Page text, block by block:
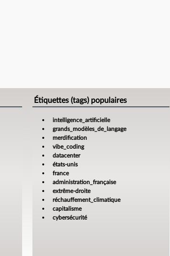
Étiquettes (tags) populaires
intelligence_artificielle
grands_modèles_de_langage
merdification
vibe_coding
datacenter
états-unis
france
administration_française
extrême-droite
réchauffement_climatique
capitalisme
cybersécurité